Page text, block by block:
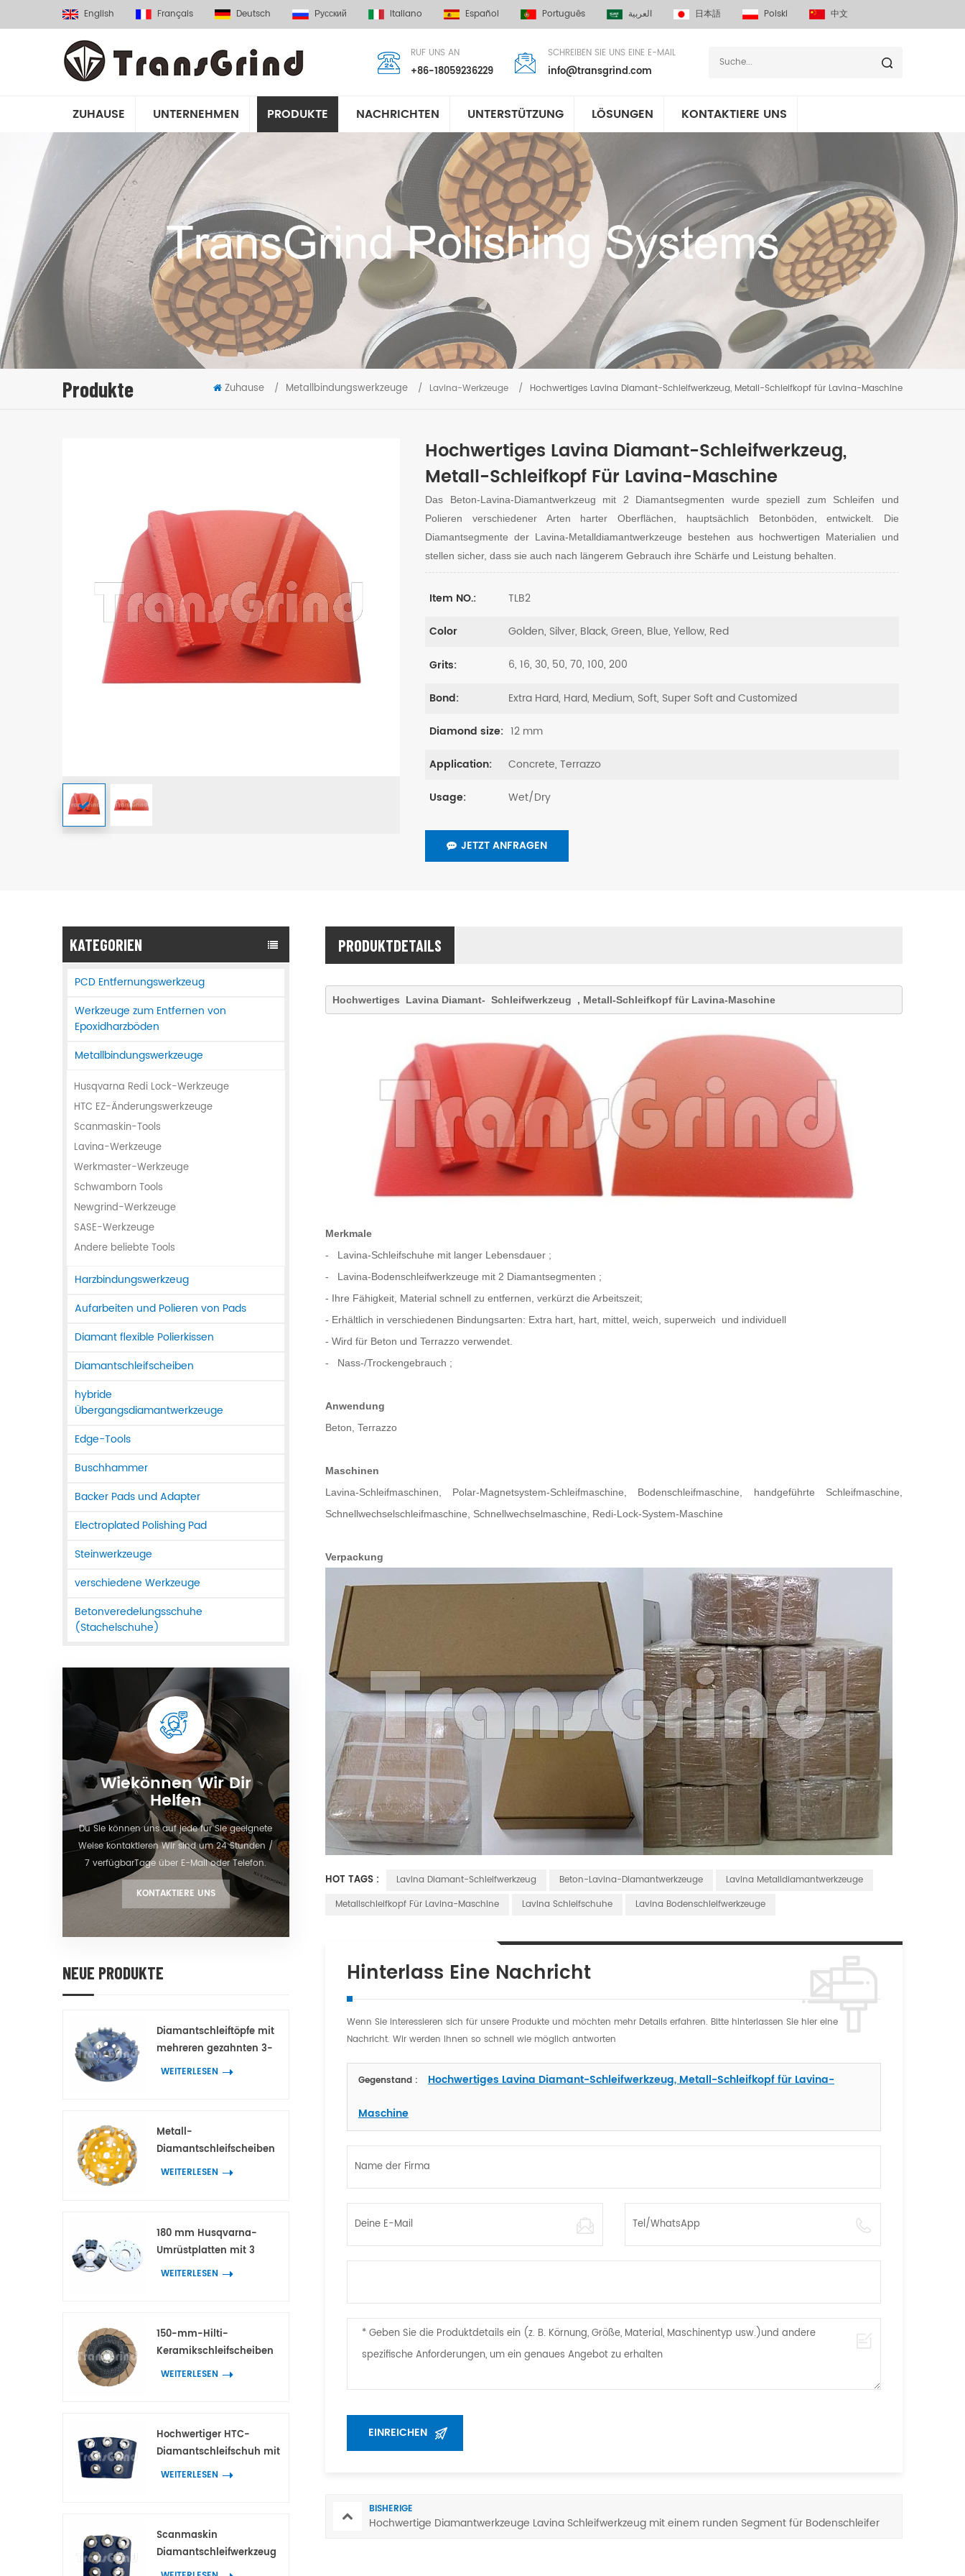
English Français Deutsch Русский Italiano Español Português العربية 日本語 Polski 中文
RUF UNS AN
+86-18059236229
SCHREIBEN SIE UNS EINE E-MAIL
info@transgrind.com
ZUHAUSE UNTERNEHMEN PRODUKTE NACHRICHTEN UNTERSTÜTZUNG LÖSUNGEN KONTAKTIERE UNS
Produkte Zuhause / Metallbindungswerkzeuge / Lavina-Werkzeuge / Hochwertiges Lavina Diamant-Schleifwerkzeug, Metall-Schleifkopf für Lavina-Maschine
Hochwertiges Lavina Diamant-Schleifwerkzeug,
Metall-Schleifkopf Für Lavina-Maschine
Das Beton-Lavina-Diamantwerkzeug mit 2 Diamantsegmenten wurde speziell zum Schleifen und
Polieren verschiedener Arten harter Oberflächen, hauptsächlich Betonböden, entwickelt. Die
Diamantsegmente der Lavina-Metalldiamantwerkzeuge bestehen aus hochwertigen Materialien und
stellen sicher, dass sie auch nach längerem Gebrauch ihre Schärfe und Leistung behalten.
Item NO.: TLB2
Color Golden, Silver, Black, Green, Blue, Yellow, Red
Grits: 6, 16, 30, 50, 70, 100, 200
Bond: Extra Hard, Hard, Medium, Soft, Super Soft and Customized
Diamond size: 12 mm
Application: Concrete, Terrazzo
Usage: Wet/Dry
JETZT ANFRAGEN
KATEGORIEN
PCD Entfernungswerkzeug
Werkzeuge zum Entfernen von
Epoxidharzböden
Metallbindungswerkzeuge
Husqvarna Redi Lock-Werkzeuge
HTC EZ-Änderungswerkzeuge
Scanmaskin-Tools
Lavina-Werkzeuge
Werkmaster-Werkzeuge
Schwamborn Tools
Newgrind-Werkzeuge
SASE-Werkzeuge
Andere beliebte Tools
Harzbindungswerkzeug
Aufarbeiten und Polieren von Pads
Diamant flexible Polierkissen
Diamantschleifscheiben
hybride
Übergangsdiamantwerkzeuge
Edge-Tools
Buschhammer
Backer Pads und Adapter
Electroplated Polishing Pad
Steinwerkzeuge
verschiedene Werkzeuge
Betonveredelungsschuhe
(Stachelschuhe)
Wiekönnen Wir Dir
Helfen
Du Sie können uns auf jede für Sie geeignete
Weise kontaktieren Wir sind um 24 Stunden /
7 verfügbarTage über E-Mail oder Telefon.
KONTAKTIERE UNS
NEUE PRODUKTE
Diamantschleiftöpfe mit
mehreren gezahnten 3-
Spitzen-Doppelzahn-
WEITERLESEN
Metall-
Diamantschleifscheiben
mit bogenförmigen
WEITERLESEN
180 mm Husqvarna-
Umrüstplatten mit 3
Adaptern für HTC- und
WEITERLESEN
150-mm-Hilti-
Keramikschleifscheiben
für die
WEITERLESEN
Hochwertiger HTC-
Diamantschleifschuh mit
7 Blumenringsegmenten
WEITERLESEN
Scanmaskin
Diamantschleifwerkzeug
mit 7 blütenförmigen
PRODUKTDETAILS
Hochwertiges Lavina Diamant-Schleifwerkzeug , Metall-Schleifkopf für Lavina-Maschine
Merkmale
- Lavina-Schleifschuhe mit langer Lebensdauer ;
- Lavina-Bodenschleifwerkzeuge mit 2 Diamantsegmenten ;
- Ihre Fähigkeit, Material schnell zu entfernen, verkürzt die Arbeitszeit;
- Erhältlich in verschiedenen Bindungsarten: Extra hart, hart, mittel, weich, superweich und individuell
- Wird für Beton und Terrazzo verwendet.
- Nass-/Trockengebrauch ;
Anwendung
Beton, Terrazzo
Maschinen
Lavina-Schleifmaschinen, Polar-Magnetsystem-Schleifmaschine, Bodenschleifmaschine, handgeführte Schleifmaschine,
Schnellwechselschleifmaschine, Schnellwechselmaschine, Redi-Lock-System-Maschine
Verpackung
HOT TAGS : Lavina Diamant-Schleifwerkzeug Beton-Lavina-Diamantwerkzeuge
Lavina Metalldiamantwerkzeuge
Metallschleifkopf Für Lavina-Maschine
Lavina Schleifschuhe Lavina Bodenschleifwerkzeuge
Hinterlass Eine Nachricht
Wenn Sie interessieren sich für unsere Produkte und möchten mehr Details erfahren. Bitte hinterlassen Sie hier eine
Nachricht. Wir werden Ihnen so schnell wie möglich antworten
Gegenstand : Hochwertiges Lavina Diamant-Schleifwerkzeug, Metall-Schleifkopf für Lavina-
Maschine
BISHERIGE
Hochwertige Diamantwerkzeuge Lavina Schleifwerkzeug mit einem runden Segment für Bodenschleifer